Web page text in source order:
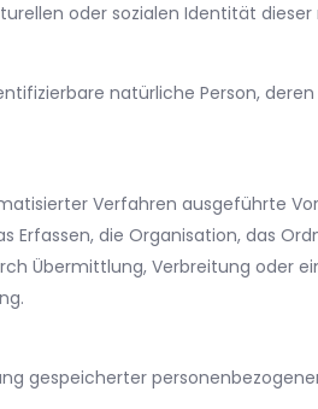
oder sozialen Identität
natürliche Person,
Verfahren ausgeführte
Erfassen, die Organisation, das
Übermittlung, Verbreitung oder
gespeicherter